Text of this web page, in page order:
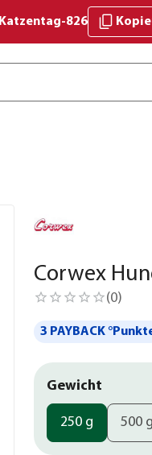
Katzentag-826
Corwex
(0)
3 PAYBACK
Gewicht
250 g 500 g